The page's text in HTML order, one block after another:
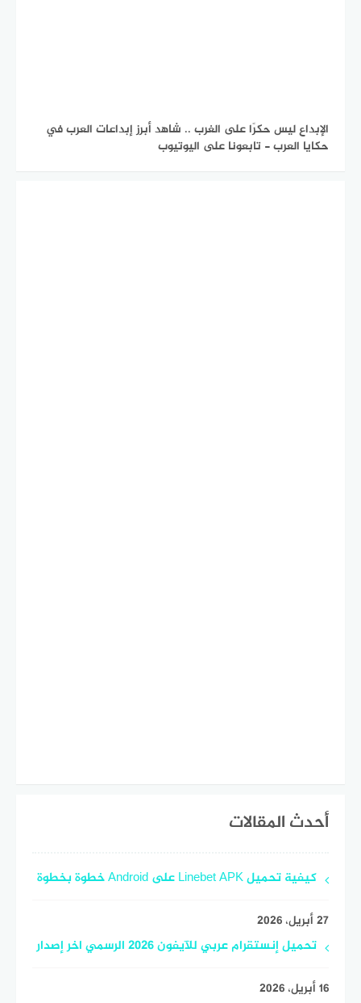
الإبداع ليس حكرًا على الغرب .. شاهد أبرز إبداعات العرب في
حكايا العرب - تابعونا على اليوتيوب
أحدث المقالات
كيفية تحميل Linebet APK على Android خطوة بخطوة
27 أبريل، 2026
تحميل إنستقرام عربي للآيفون 2026 الرسمي اخر إصدار
16 أبريل، 2026